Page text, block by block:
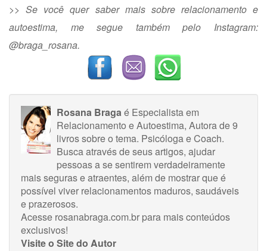
>>Se você quer saber mais sobre relacionamento e
autoestima, me segue também pelo Instagram:
@braga_rosana.
Rosana Bragaé Especialista em
Relacionamento e Autoestima, Autora de 9
livros sobre o tema. Psicóloga e Coach.
Busca através de seus artigos, ajudar
pessoas a se sentirem verdadeiramente
mais seguras e atraentes, além de mostrar que é
possível viver relacionamentos maduros, saudáveis
e prazerosos.
Acesse rosanabraga.com.br para mais conteúdos
exclusivos!
Visite o Site do Autor